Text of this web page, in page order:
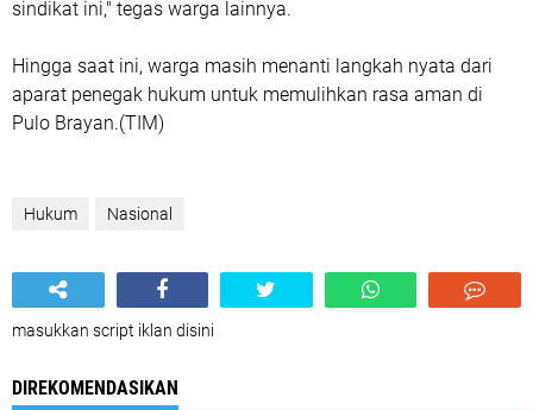
sindikat ini," tegas warga lainnya.
Hingga saat ini, warga masih menanti langkah nyata dari
aparat penegak hukum untuk memulihkan rasa aman di
Pulo Brayan.(TIM)
Hukum Nasional
masukkan script iklan disini
DIREKOMENDASIKAN